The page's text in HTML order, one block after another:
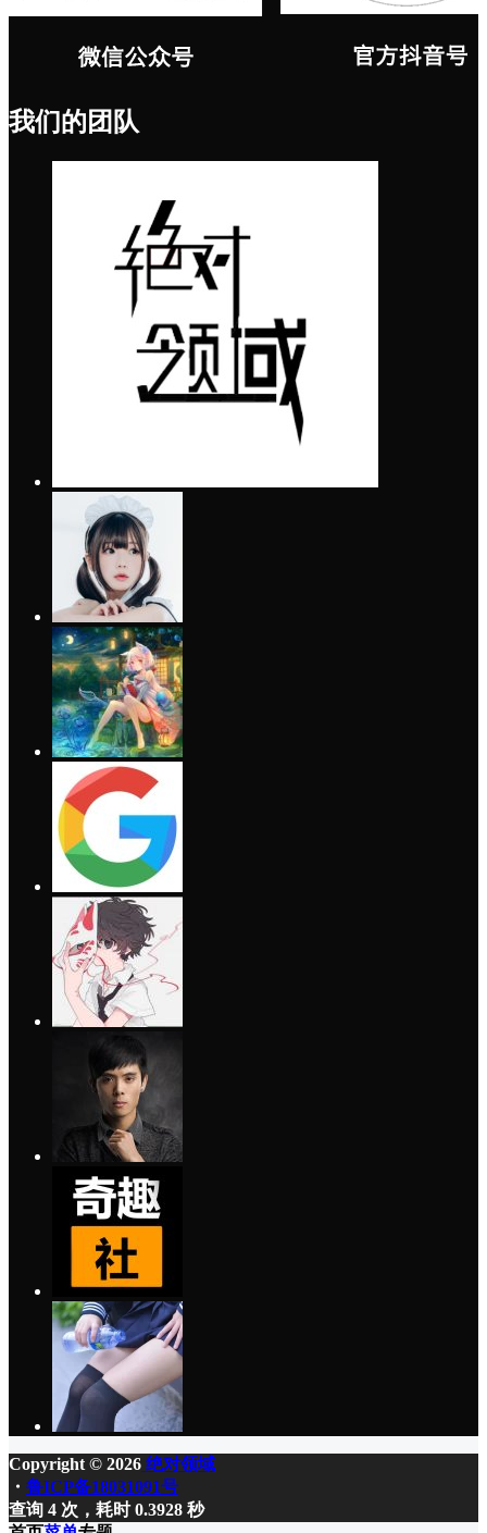
我们的团队
Copyright © 2026 绝对领域
・ 鲁ICP备18031091号
查询 4 次，耗时 0.3928 秒